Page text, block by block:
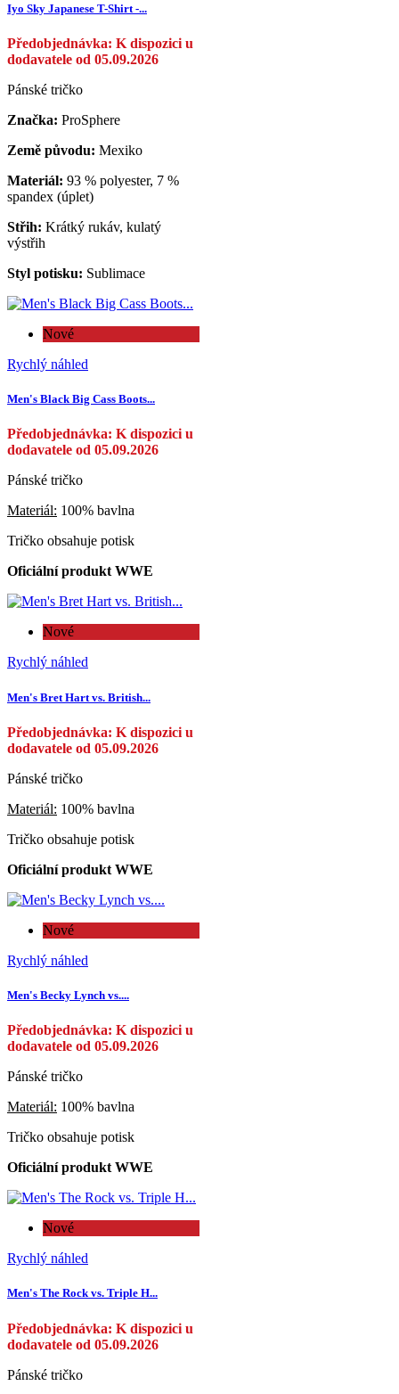
Iyo Sky Japanese T-Shirt -...
Předobjednávka: K dispozici u
dodavatele od 05.09.2026
Pánské tričko
Značka: ProSphere
Země původu: Mexiko
Materiál: 93 % polyester, 7 %
spandex (úplet)
Střih: Krátký rukáv, kulatý
výstřih
Styl potisku: Sublimace
Nové
Rychlý náhled
Men's Black Big Cass Boots...
Předobjednávka: K dispozici u
dodavatele od 05.09.2026
Pánské tričko
Materiál: 100% bavlna
Tričko obsahuje potisk
Oficiální produkt WWE
Nové
Rychlý náhled
Men's Bret Hart vs. British...
Předobjednávka: K dispozici u
dodavatele od 05.09.2026
Pánské tričko
Materiál: 100% bavlna
Tričko obsahuje potisk
Oficiální produkt WWE
Nové
Rychlý náhled
Men's Becky Lynch vs....
Předobjednávka: K dispozici u
dodavatele od 05.09.2026
Pánské tričko
Materiál: 100% bavlna
Tričko obsahuje potisk
Oficiální produkt WWE
Nové
Rychlý náhled
Men's The Rock vs. Triple H...
Předobjednávka: K dispozici u
dodavatele od 05.09.2026
Pánské tričko